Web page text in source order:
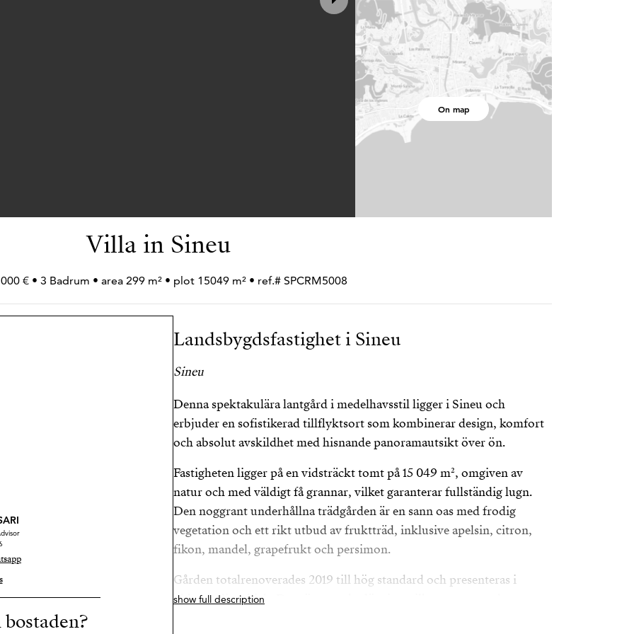
On map
Villa in Sineu
€ • 3 Badrum • area 299 m² • plot 15049 m² • ref.# SPCRM5008
Landsbygdsfastighet i Sineu
Sineu
Denna spektakulära lantgård i medelhavsstil ligger i Sineu och
erbjuder en sofistikerad tillflyktsort som kombinerar design, komfort
och absolut avskildhet med hisnande panoramautsikt över ön.
Fastigheten ligger på en vidsträckt tomt på 15 049 m², omgiven av
natur och med väldigt få grannar, vilket garanterar fullständig lugn.
Den noggrant underhållna trädgården är en sann oas med frodig
vegetation och ett rikt utbud av fruktträd, inklusive apelsin, citron,
fikon, mandel, grapefrukt och persimon.
Gården totalrenoverades 2019 till hög standard och presenteras i
oklanderligt skick. Dess öppna planlösning, tillsammans med stora
show full description